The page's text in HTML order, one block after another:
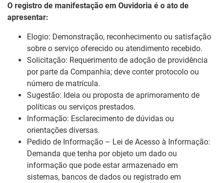
O registro de manifestação em Ouvidoria é o ato de
apresentar:
Elogio: Demonstração, reconhecimento ou satisfação
sobre o serviço oferecido ou atendimento recebido.
Solicitação: Requerimento de adoção de providência
por parte da Companhia; deve conter protocolo ou
número de matrícula.
Sugestão: Ideia ou proposta de aprimoramento de
políticas ou serviços prestados.
Informação: Esclarecimento de dúvidas ou
orientações diversas.
Pedido de Informação – Lei de Acesso à Informação:
Demanda que tenha por objeto um dado ou
informação que pode estar armazenado em
sistemas, bancos de dados ou registrado em